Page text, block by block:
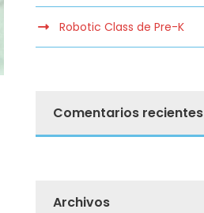
Robotic Class de Pre-K
Comentarios recientes
Archivos